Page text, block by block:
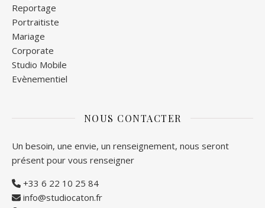
Reportage
Portraitiste
Mariage
Corporate
Studio Mobile
Evènementiel
NOUS CONTACTER
Un besoin, une envie, un renseignement, nous seront
présent pour vous renseigner
+33 6 22 10 25 84
info@studiocaton.fr